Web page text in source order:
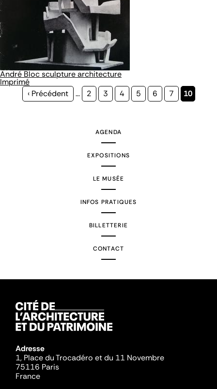
André Bloc sculpture architecture
Imprimé
Page
‹ Précédent … Page
2 Page
3 Page
4 Page
5 Page
6 Page
7
Page
10
AGENDA
EXPOSITIONS
LE MUSÉE
INFOS PRATIQUES
BILLETTERIE
CONTACT
Adresse
1, Place du Trocadéro et du 11 Novembre
75116 Paris
France